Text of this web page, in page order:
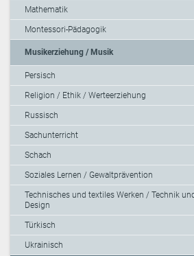
Mathematik
Montessori-Pädagogik
Musikerziehung / Musik
Persisch
Religion / Ethik / Werteerziehung
Russisch
Sachunterricht
Schach
Soziales Lernen / Gewaltprävention
Technisches und textiles Werken / Technik
Design
Türkisch
Ukrainisch